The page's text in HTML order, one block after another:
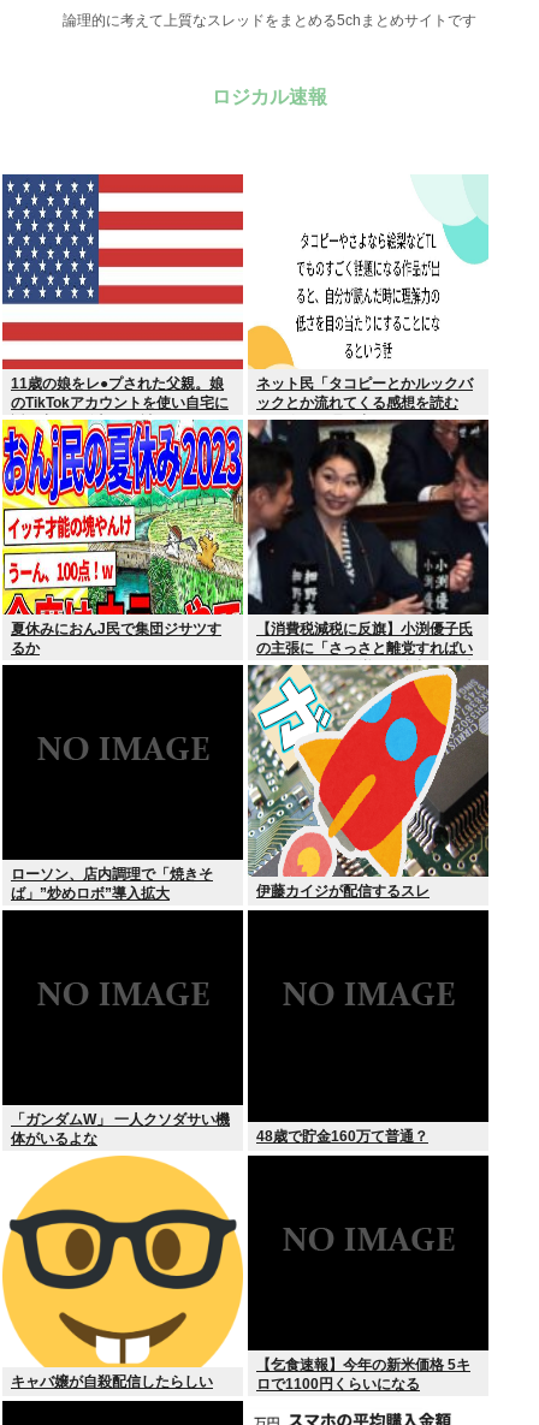
論理的に考えて上質なスレッドをまとめる5chまとめサイトです
ロジカル速報
11歳の娘をレ●プされた父親。娘
のTikTokアカウントを使い自宅に
誘き出し、銃撃で天誅！
ネット民「タコピーとかルックバ
ックとか流れてくる感想を読む
と、俺って理解力低すぎ！？ って
超凹む。つらい」
夏休みにおんJ民で集団ジサツす
るか
【消費税減税に反旗】小渕優子氏
の主張に「さっさと離党すればい
いのに」SNSで逆風…父親から続
く「消費税の系譜」とは
ローソン、店内調理で「焼きそ
ば」”炒めロボ”導入拡大
伊藤カイジが配信するスレ
「ガンダムW」 一人クソダサい機
体がいるよな
48歳で貯金160万て普通？
キャバ嬢が自殺配信したらしい
【乞食速報】今年の新米価格 5キ
ロで1100円くらいになる